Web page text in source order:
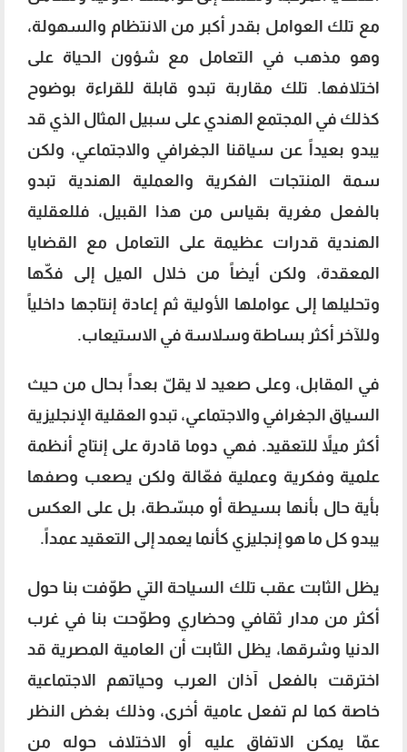
مع تلك العوامل بقدر أكبر من الانتظام والسهولة،
وهو مذهب في التعامل مع شؤون الحياة على
اختلافها. تلك مقاربة تبدو قابلة للقراءة بوضوح
كذلك في المجتمع الهندي على سبيل المثال الذي قد
يبدو بعيداً عن سياقنا الجغرافي والاجتماعي، ولكن
سمة المنتجات الفكرية والعملية الهندية تبدو
بالفعل مغرية بقياس من هذا القبيل، فللعقلية
الهندية قدرات عظيمة على التعامل مع القضايا
المعقدة، ولكن أيضاً من خلال الميل إلى فكّها
وتحليلها إلى عواملها الأولية ثم إعادة إنتاجها داخلياً
وللآخر أكثر بساطة وسلاسة في الاستيعاب.
في المقابل، وعلى صعيد لا يقلّ بعداً بحال من حيث
السياق الجغرافي والاجتماعي، تبدو العقلية الإنجليزية
أكثر ميلاً للتعقيد. فهي دوما قادرة على إنتاج أنظمة
علمية وفكرية وعملية فعّالة ولكن يصعب وصفها
بأية حال بأنها بسيطة أو مبسّطة، بل على العكس
يبدو كل ما هو إنجليزي كأنما يعمد إلى التعقيد عمداً.
يظل الثابت عقب تلك السياحة التي طوّفت بنا حول
أكثر من مدار ثقافي وحضاري وطوّحت بنا في غرب
الدنيا وشرقها، يظل الثابت أن العامية المصرية قد
اخترقت بالفعل آذان العرب وحياتهم الاجتماعية
خاصة كما لم تفعل عامية أخرى، وذلك بغض النظر
عمّا يمكن الاتفاق عليه أو الاختلاف حوله من